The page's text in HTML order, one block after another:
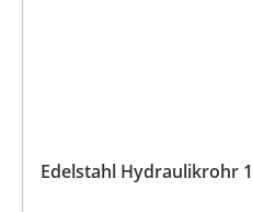
Edelstahl Hydraulikrohr